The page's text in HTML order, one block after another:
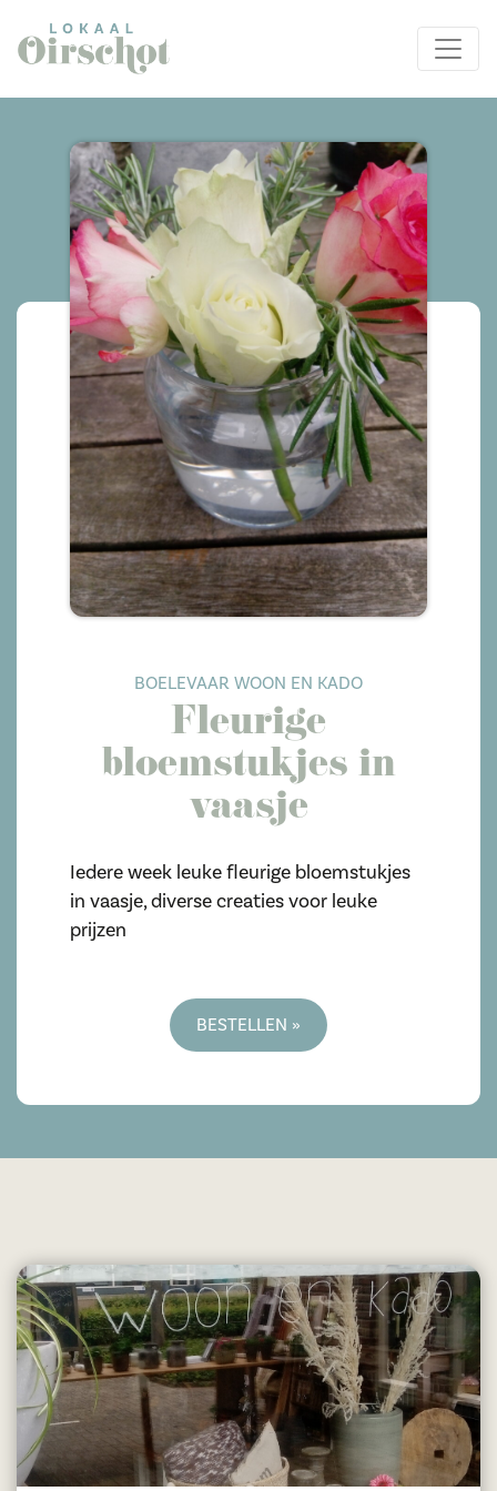
BOELEVAAR WOON EN KADO
Fleurige
bloemstukjes in
vaasje
Iedere week leuke fleurige bloemstukjes
in vaasje, diverse creaties voor leuke
prijzen
BESTELLEN »